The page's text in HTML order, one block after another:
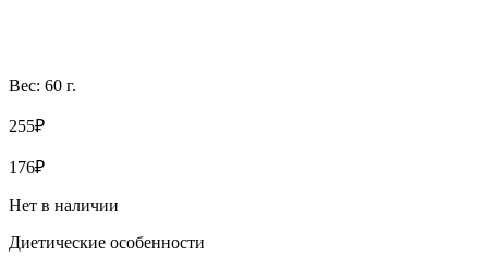
Вес: 60 г.
255₽
176₽
Нет в наличии
Диетические особенности